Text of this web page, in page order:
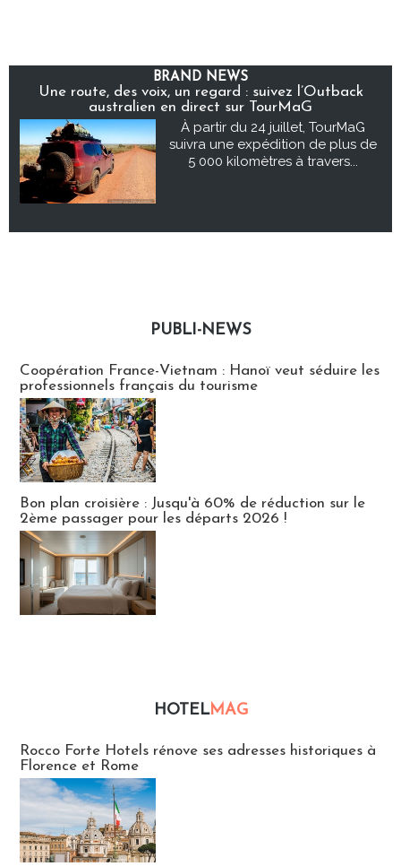
BRAND NEWS
Une route, des voix, un regard : suivez l’Outback
australien en direct sur TourMaG
À partir du 24 juillet, TourMaG
suivra une expédition de plus de
5 000 kilomètres à travers...
PUBLI-NEWS
Coopération France-Vietnam : Hanoï veut séduire les
professionnels français du tourisme
Bon plan croisière : Jusqu'à 60% de réduction sur le
2ème passager pour les départs 2026 !
HOTELMAG
Rocco Forte Hotels rénove ses adresses historiques à
Florence et Rome